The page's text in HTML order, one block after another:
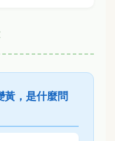
黃，是什麼問